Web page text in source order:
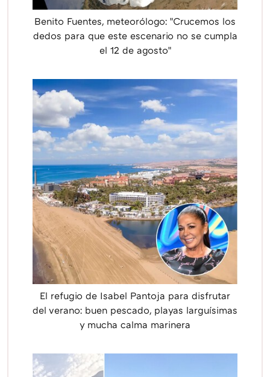
Benito Fuentes, meteorólogo: "Crucemos los
dedos para que este escenario no se cumpla
el 12 de agosto"
El refugio de Isabel Pantoja para disfrutar
del verano: buen pescado, playas larguísimas
y mucha calma marinera